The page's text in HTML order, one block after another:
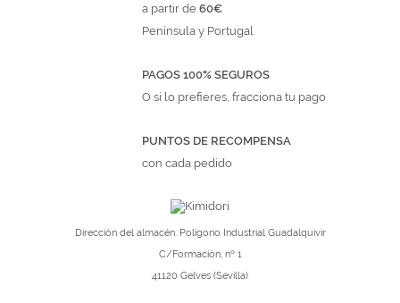
a partir de60€
Península y Portugal
PAGOS 100% SEGUROS
O si lo prefieres, fracciona tu pago
PUNTOS DE RECOMPENSA
con cada pedido
Dirección del almacén: Polígono Industrial Guadalquivir
C/Formación, nº 1
41120 Gelves (Sevilla)